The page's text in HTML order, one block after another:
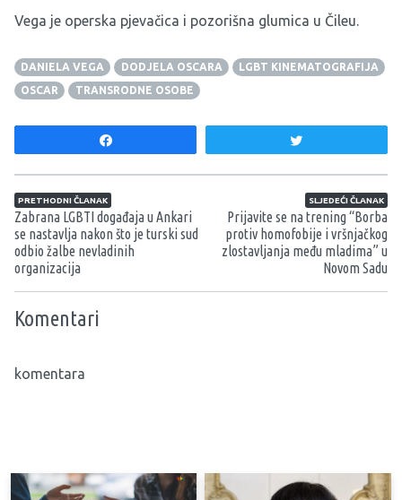
Vega je operska pjevačica i pozorišna glumica u Čileu.
DANIELA VEGA DODJELA OSCARA
LGBT KINEMATOGRAFIJA
OSCAR
TRANSRODNE OSOBE
Navigacija članaka
PRETHODNI ČLANAK
Zabrana LGBTI događaja u Ankari
se nastavlja nakon što je turski sud
odbio žalbe nevladinih
organizacija
SLJEDEĆI ČLANAK
Prijavite se na trening “Borba
protiv homofobije i vršnjačkog
zlostavljanja među mladima” u
Novom Sadu
Komentari
komentara